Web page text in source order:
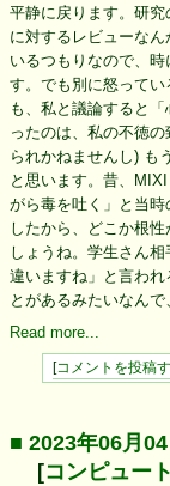
平静に戻ります。研
に対するレビューな
いるつもりなので、
す。でも別に怒って
も、私と議論すると
ったのは、私の不徳
られかねませんし) も
と思います。昔、
がら毒を吐く」と当時
したから、どこか根
しょうね。学生さん
違いますね」と言わ
とがあるみたいなんで
Read more...
[コメントを投稿
■ 2023年06月04
[コンピュー